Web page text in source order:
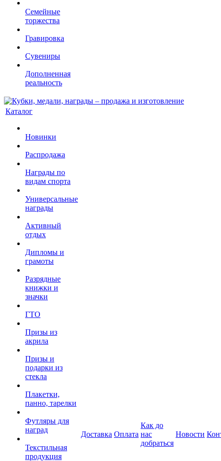
Семейные
торжества
Гравировка
Сувениры
Дополненная
реальность
Каталог
Новинки
Распродажа
Награды по
видам спорта
Универсальные
награды
Активный
отдых
Дипломы и
грамоты
Разрядные
книжки и
значки
ГТО
Призы из
акрила
Призы и
подарки из
стекла
Плакетки,
панно, тарелки
Футляры для
наград
Текстильная
продукция
Доставка Оплата
Как до
нас
добраться
Новости